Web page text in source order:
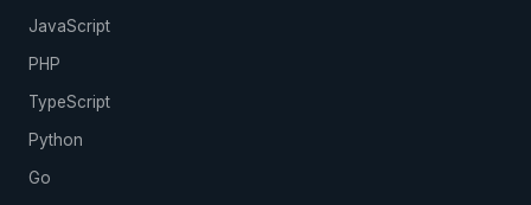
JavaScript
PHP
TypeScript
Python
Go